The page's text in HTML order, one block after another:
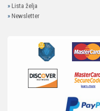
» Lista želja
» Newsletter